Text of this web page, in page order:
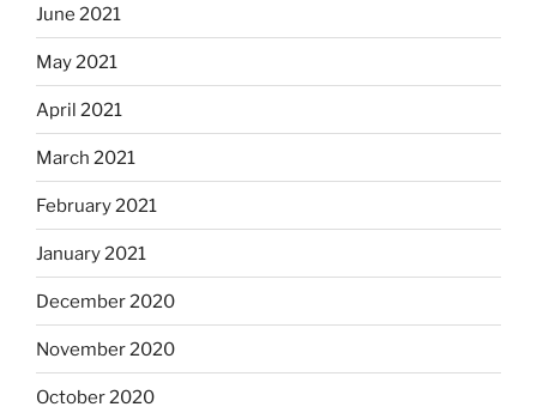
June 2021
May 2021
April 2021
March 2021
February 2021
January 2021
December 2020
November 2020
October 2020